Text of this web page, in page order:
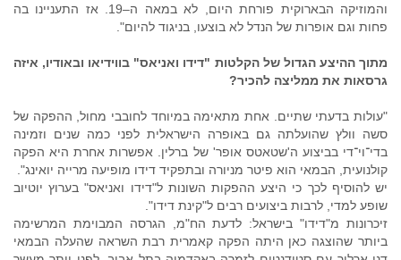
והמוזיקה הבארוקית פורחת היום, לא במאה ה–19. אז התעניינו בה
פחות וגם אופרות של הנדל לא בוצעו, בניגוד להיום".
מתוך ההיצע הגדול של הקלטות "דידו ואניאס" בווידיאו ובאודיו, איזה
גרסאות את ממליצה להכיר?
"עולות בדעתי שתיים. אחת מתאימה במיוחד לחובבי מחול, ההפקה של
סשה וולץ שהועלתה גם באופרה הישראלית לפני כמה שנים וזמינה
בדי־וי־די בביצוע ה'שטאטס אופר' של ברלין. אפשרות אחרת היא הפקה
קולנועית, הבמאי הוא פיטר מניורה ובתפקיד דידו מופיעה מרייה יואינג".
יש להוסיף לכך כי היצע ההפקות השונות ל"דידו ואניאס" בערוץ יוטיוב
שופע למדי, לרבות ביצועים רבים ל"קינת דידו".
זיכרונות מ"דידו" בישראל: לדעת הח"מ, הגרסה המבוימת המרשימה
ביותר שהוצגה כאן היתה הפקה קאמרית רבת השראה שהעלה הבמאי